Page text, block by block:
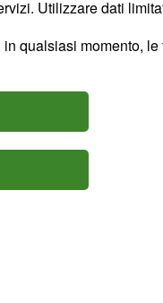
Utilizzare dati
qualsiasi momento,